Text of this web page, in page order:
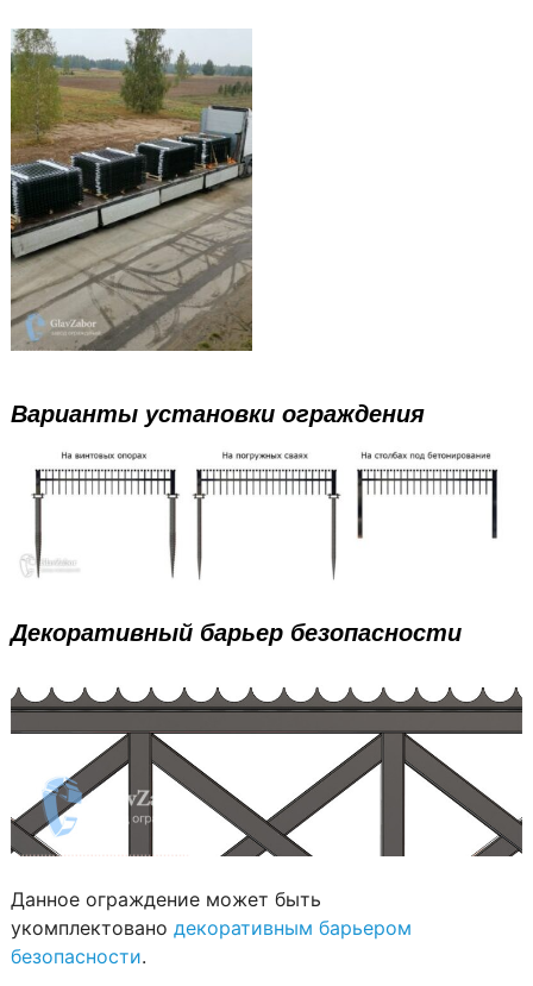
Варианты установки ограждения
Декоративный барьер безопасности
Данное ограждение может быть
укомплектовано декоративным барьером
безопасности.